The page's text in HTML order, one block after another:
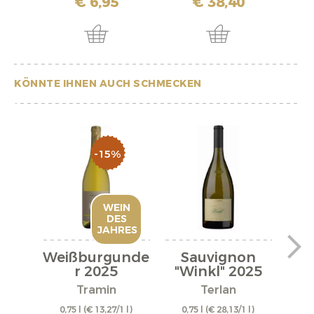
KÖNNTE IHNEN AUCH SCHMECKEN
-15%
WEIN
DES
JAHRES
Weißburgunde
r 2025
Tramin
0,75 l (€ 13,27/1 l)
Sauvignon
"Winkl" 2025
Terlan
0,75 l (€ 28,13/1 l)